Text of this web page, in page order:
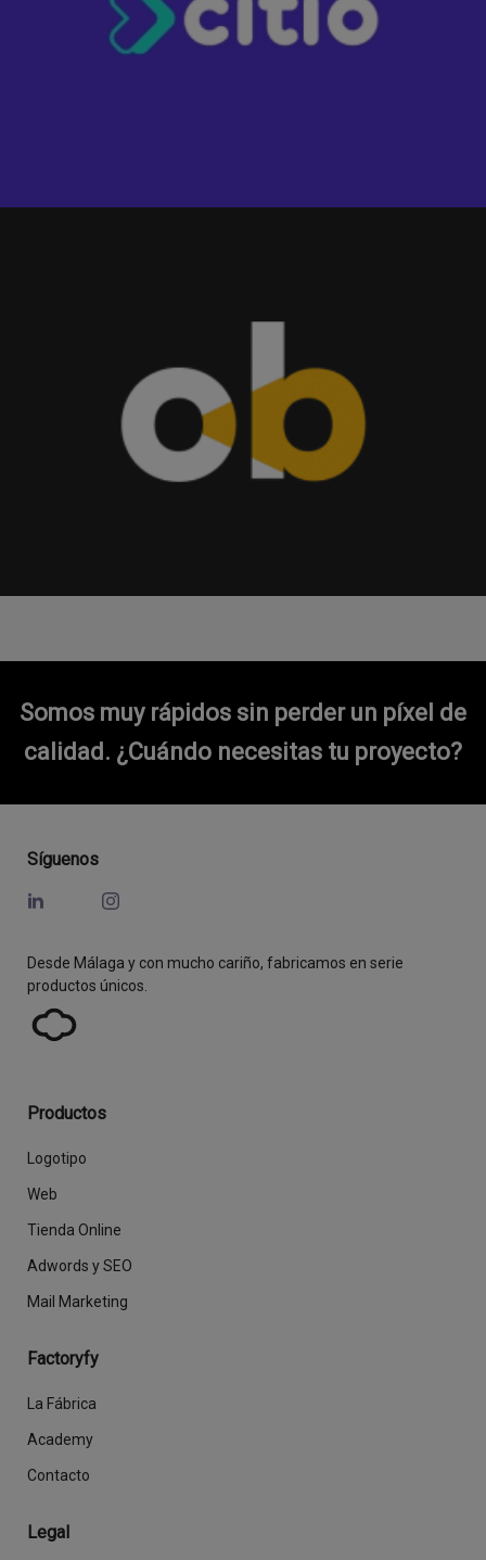
Somos muy rápidos sin perder un píxel de
calidad. ¿Cuándo necesitas tu proyecto?
Síguenos
Desde Málaga y con mucho cariño, fabricamos en serie
productos únicos.
Productos
Logotipo
Web
Tienda Online
Adwords y SEO
Mail Marketing
Factoryfy
La Fábrica
Academy
Contacto
Legal